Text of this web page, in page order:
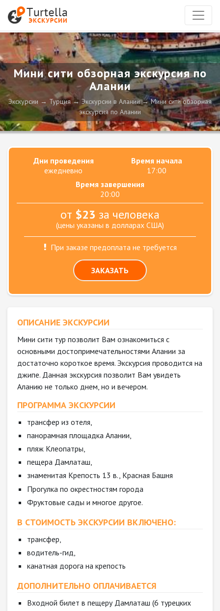
Мини сити обзорная экскурсия по
Алании
Экскурсии Турция Экскурсии в Алании
Мини сити обзорная
экскурсия по Алании
Дни проведения
ежедневно
Время начала
17:00
Время завершения
20:00
от $23 за человека
(цены указаны в долларах США)
При заказе предоплата не требуется
ЗАКАЗАТЬ
ОПИСАНИЕ ЭКСКУРСИИ
Мини сити тур позволит Вам ознакомиться с
основными достопримечательностями Алании за
достаточно короткое время. Экскурсия проводится на
джипе. Данная экскурсия позволит Вам увидеть
Аланию не только днем, но и вечером.
ПРОГРАММА ЭКСКУРСИИ
трансфер из отеля,
панорамная площадка Алании,
пляж Клеопатры,
пещера Дамлаташ,
знаменитая Крепость 13 в., Красная Башня
Прогулка по окрестностям города
Фруктовые сады и многое другое.
В СТОИМОСТЬ ЭКСКУРСИИ ВКЛЮЧЕНО:
трансфер,
водитель-гид,
канатная дорога на крепость
ДОПОЛНИТЕЛЬНО ОПЛАЧИВАЕТСЯ
Входной билет в пещеру Дамлаташ (6 турецких